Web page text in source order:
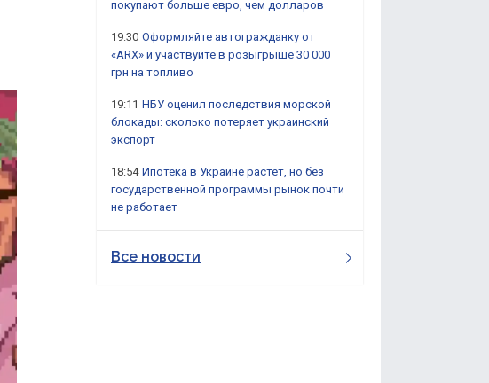
покупают больше евро, чем долларов
19:30 Оформляйте автогражданку от
«ARX» и участвуйте в розыгрыше 30 000
грн на топливо
19:11 НБУ оценил последствия морской
блокады: сколько потеряет украинский
экспорт
18:54 Ипотека в Украине растет, но без
государственной программы рынок почти
не работает
Все новости